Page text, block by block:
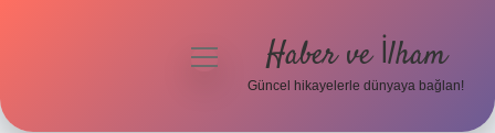
menüyü
Haber ve İlham
Güncel hikayelerle dünyaya bağlan!